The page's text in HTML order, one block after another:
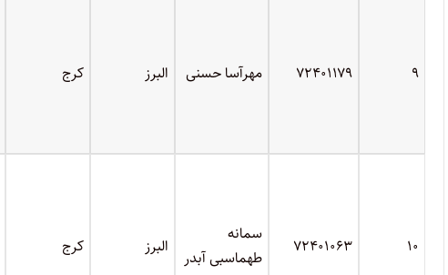
۹ ۷۲۴۰۱۱۷۹ مهرآسا حسنی البرز کرج
۱۰ ۷۲۴۰۱۰۶۳
سمانه
طهماسبی آبدر
البرز کرج